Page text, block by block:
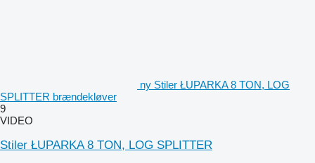
ny Stiler ŁUPARKA 8 TON, LOG
SPLITTER brændekløver
9
VIDEO
Stiler ŁUPARKA 8 TON, LOG SPLITTER